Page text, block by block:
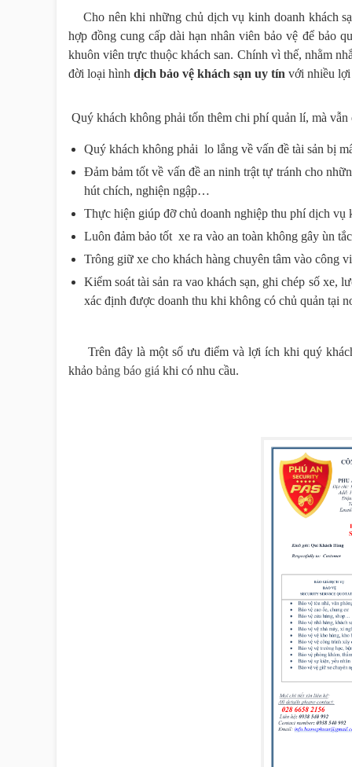
Cho nên khi những chủ dịch vụ kinh doanh khách
hợp đồng cung cấp dài hạn nhân viên bảo vệ để bảo
khuôn viên trực thuộc khách san. Chính vì thế, nhằm
đời loại hình dịch bảo vệ khách sạn uy tín với nhiều
Quý khách không phải tốn thêm chi phí quản lí, mà
Quý khách không phải lo lắng về vấn đề tài sản bị
Đảm bảm tốt về vấn đề an ninh trật tự tránh cho
hút chích, nghiện ngập…
Thực hiện giúp đỡ chủ doanh nghiệp thu phí dịch
Luôn đảm bảo tốt xe ra vào an toàn không gây ùn
Trông giữ xe cho khách hàng chuyên tâm vào công
Kiểm soát tài sản ra vao khách sạn, ghi chép số xe,
xác định được doanh thu khi không có chủ quản tại
Trên đây là một số ưu điểm và lợi ích khi quý
khảo bảng báo giá khi có nhu cầu.